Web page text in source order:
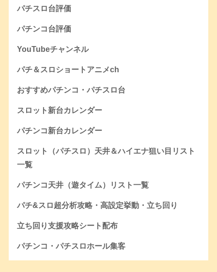
パチスロ台評価
パチンコ台評価
YouTubeチャンネル
パチ＆スロショートアニメch
おすすめパチンコ・パチスロ台
スロット新台カレンダー
パチンコ新台カレンダー
スロット（パチスロ）天井＆ハイエナ狙い目リスト
一覧
パチンコ天井（遊タイム）リスト一覧
パチ&スロ超分析攻略・高設定挙動・立ち回り
立ち回り支援攻略シート配布
パチンコ・パチスロホール集客